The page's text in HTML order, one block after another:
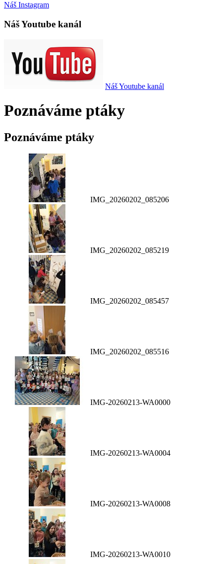
Náš Instagram
Náš Youtube kanál
Náš Youtube kanál
Poznáváme ptáky
Poznáváme ptáky
IMG_20260202_085206
IMG_20260202_085219
IMG_20260202_085457
IMG_20260202_085516
IMG-20260213-WA0000
IMG-20260213-WA0004
IMG-20260213-WA0008
IMG-20260213-WA0010